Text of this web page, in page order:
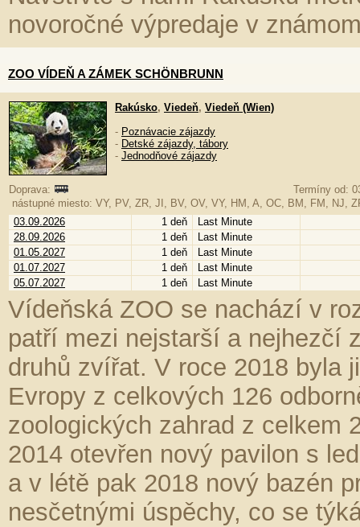
novoročné výpredaje v
ZOO VÍDEŇ A ZÁMEK SCHÖNBRUNN
Rakúsko, Viedeň, Viedeň (Wien)
- Poznávacie zájazdy
- Detské zájazdy, tábory
- Jednodňové zájazdy
Doprava:
Termíny od:
nástupné miesto: VY, PV, ZR, JI, BV, OV, VY, HM, A, OC, BM, FM, NJ,
03.09.2026
1 deň
Last Minute
28.09.2026
1 deň
Last Minute
01.05.2027
1 deň
Last Minute
01.07.2027
1 deň
Last Minute
05.07.2027
1 deň Last Minute
Vídeňská ZOO se nachází v
patří mezi nejstarší a nejhezčí
druhů zvířat. V roce 2018 byla
Evropy z celkových 126
zoologických zahrad z celkem
2014 otevřen nový pavilon s
a v létě pak 2018 nový bazén
nesčetnými úspěchy, co se